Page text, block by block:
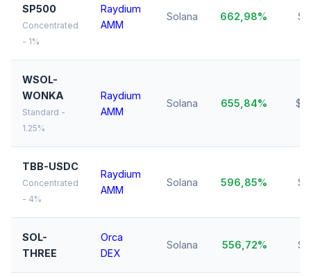
SP500
Concentrated
- 1%
Raydium
AMM
Solana 662,98%
WSOL-
WONKA
Standard -
1.25%
Raydium
AMM
Solana 655,84%
TBB-USDC
Concentrated
- 4%
Raydium
AMM
Solana 596,85%
SOL-
THREE
Orca
DEX
Solana 556,72%